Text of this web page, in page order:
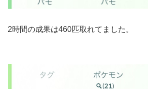
2時間の成果は460匹取れてました。